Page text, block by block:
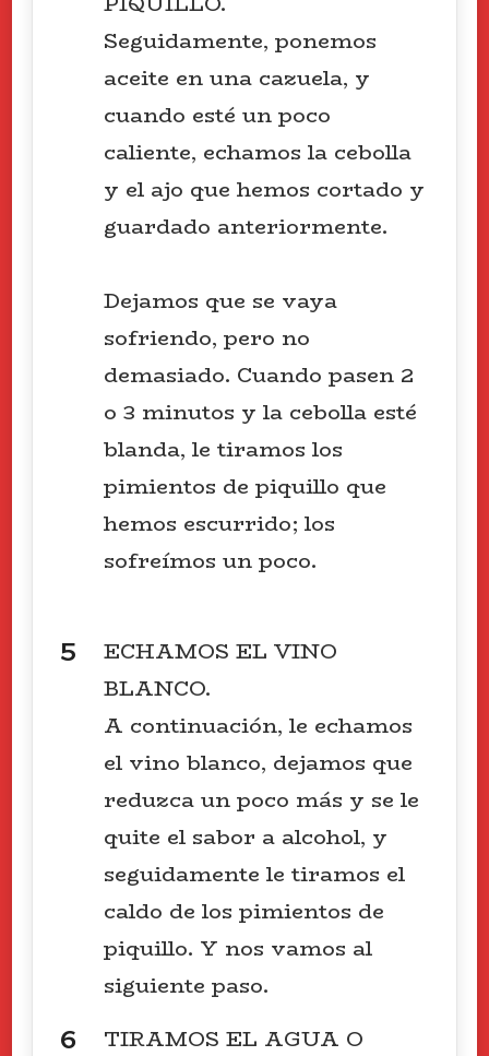
Seguidamente, ponemos
aceite en una cazuela, y
cuando esté un poco
caliente, echamos la cebolla
y el ajo que hemos cortado y
guardado anteriormente.
Dejamos que se vaya
sofriendo, pero no
demasiado. Cuando pasen 2
o 3 minutos y la cebolla esté
blanda, le tiramos los
pimientos de piquillo que
hemos escurrido; los
sofreímos un poco.
ECHAMOS EL VINO
BLANCO.
A continuación, le echamos
el vino blanco, dejamos que
reduzca un poco más y se le
quite el sabor a alcohol, y
seguidamente le tiramos el
caldo de los pimientos de
piquillo. Y nos vamos al
siguiente paso.
TIRAMOS EL AGUA O